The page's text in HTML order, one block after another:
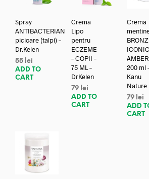
Spray
ANTIBACTERIAN
picioare (talpi) –
Dr.Kelen
55 lei
ADD TO
CART
Crema
Lipo
pentru
ECZEME
– COPII –
75 ML –
DrKelen
79 lei
ADD TO
CART
Crema
BRONZ
ICONIC
AMBER
200 ml
Kanu
Nature
79 lei
ADD
CART